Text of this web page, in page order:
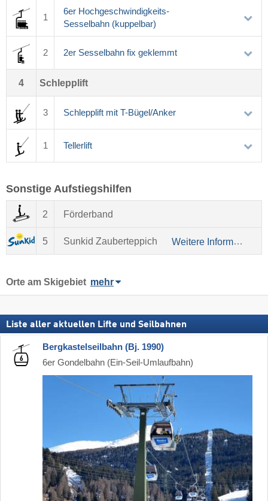
1
6er Hochgeschwindigkeits-
Sesselbahn (kuppelbar)
2 2er Sesselbahn fix geklemmt
4 Schlepplift
3 Schlepplift mit T-Bügel/Anker
1 Tellerlift
Sonstige Aufstiegshilfen
2 Förderband
5 Sunkid Zauberteppich Weitere Informationen über Sunkid
Orte am Skigebiet mehr
Liste aller aktuellen Lifte und Seilbahnen
Bergkastelseilbahn (Bj. 1990)
6er Gondelbahn (Ein-Seil-Umlaufbahn)